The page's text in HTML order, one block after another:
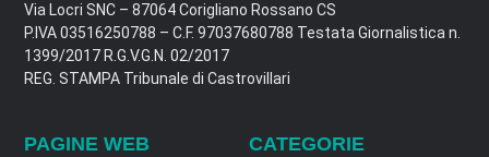
Via Locri SNC – 87064 Corigliano Rossano CS
P.IVA 03516250788 – C.F. 97037680788 Testata Giornalistica n.
1399/2017 R.G.V.G.N. 02/2017
REG. STAMPA Tribunale di Castrovillari
PAGINE WEB CATEGORIE